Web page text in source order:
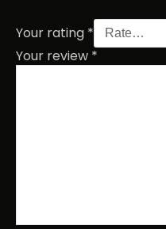
Your rating *
Your review *